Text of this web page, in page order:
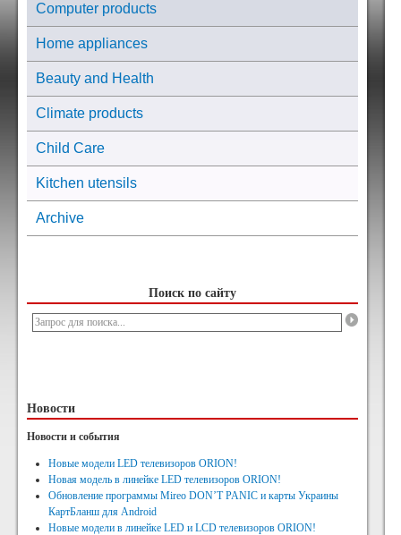
Computer products
Home appliances
Beauty and Health
Climate products
Child Care
Kitchen utensils
Archive
Поиск по сайту
Новости
Новости и события
Новые модели LED телевизоров ORION!
Новая модель в линейке LED телевизоров ORION!
Обновление программы Mireo DON’T PANIC и карты Украины
КартБланш для Android
Новые модели в линейке LED и LCD телевизоров ORION!